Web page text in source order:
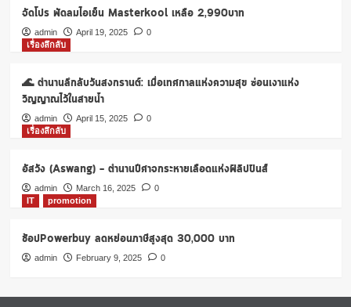
2564
เด็ด
ฮัท
ยัง
ฮอต
จัดโปร พัดลมไอเย็น Masterkool เหลือ 2,990บาท
admin April 19, 2025
0
เรื่องลึกลับ
🌊 ตำนานลึกลับวันสงกรานต์: เมื่อเทศกาลแห่งความสุข ซ่อนเงาแห่ง
วิญญาณไว้ในสายน้ำ
admin April 15, 2025
0
เรื่องลึกลับ
อัสวัง (Aswang) – ตำนานปีศาจกระหายเลือดแห่งฟิลิปปินส์
admin March 16, 2025
0
IT
promotion
ช้อปPowerbuy ลดหย่อนภาษีสูงสุด 30,000 บาท
admin February 9, 2025 0